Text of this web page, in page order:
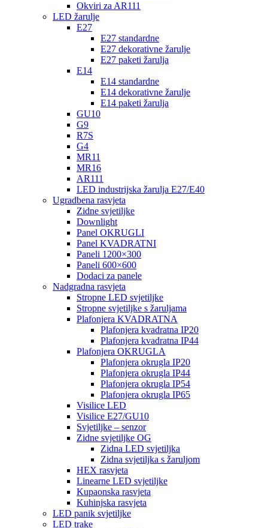
Okviri za AR111
LED žarulje
E27
E27 standardne
E27 dekorativne žarulje
E27 paketi žarulja
E14
E14 standardne
E14 dekorativne žarulje
E14 paketi žarulja
GU10
G9
R7S
G4
MR11
MR16
AR111
LED industrijska žarulja E27/E40
Ugradbena rasvjeta
Zidne svjetiljke
Downlight
Panel OKRUGLI
Panel KVADRATNI
Paneli 1200×300
Paneli 600×600
Dodaci za panele
Nadgradna rasvjeta
Stropne LED svjetiljke
Stropne svjetiljke s žaruljama
Plafonjera KVADRATNA
Plafonjera kvadratna IP20
Plafonjera kvadratna IP44
Plafonjera OKRUGLA
Plafonjera okrugla IP20
Plafonjera okrugla IP44
Plafonjera okrugla IP54
Plafonjera okrugla IP65
Visilice LED
Visilice E27/GU10
Svjetiljke – senzor
Zidne svjetiljke OG
Zidna LED svjetiljka
Zidna svjetiljka s žaruljom
HEX rasvjeta
Linearne LED svjetiljke
Kupaonska rasvjeta
Kuhinjska rasvjeta
LED panik svjetiljke
LED trake